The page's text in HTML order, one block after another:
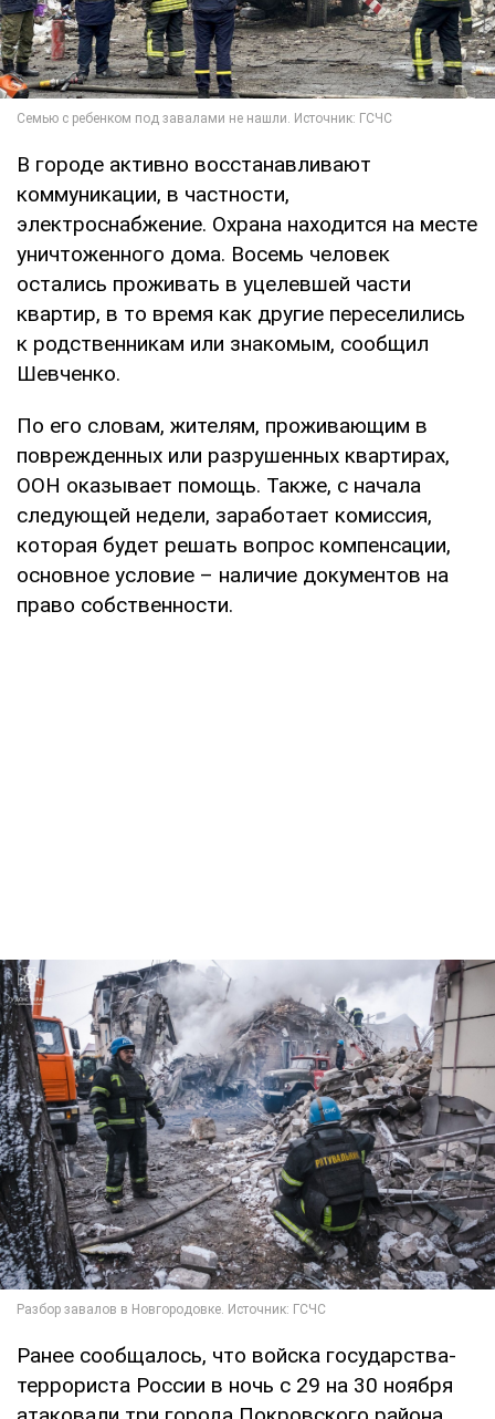
В городе активно восстанавливают
коммуникации, в частности,
электроснабжение. Охрана находится на месте
уничтоженного дома. Восемь человек
остались проживать в уцелевшей части
квартир, в то время как другие переселились
к родственникам или знакомым, сообщил
Шевченко.
По его словам, жителям, проживающим в
поврежденных или разрушенных квартирах,
ООН оказывает помощь. Также, с начала
следующей недели, заработает комиссия,
которая будет решать вопрос компенсации,
основное условие – наличие документов на
право собственности.
Ранее сообщалось, что войска государства-
террориста России в ночь с 29 на 30 ноября